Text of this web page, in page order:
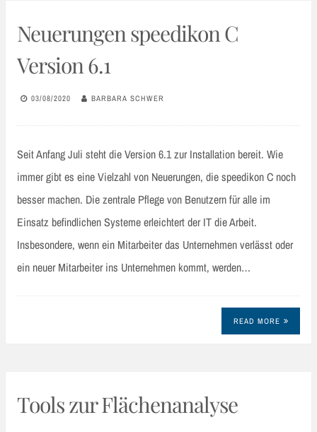
Neuerungen speedikon C
Version 6.1
03/08/2020 BARBARA SCHWER
Seit Anfang Juli steht die Version 6.1 zur Installation bereit. Wie
immer gibt es eine Vielzahl von Neuerungen, die speedikon C noch
besser machen. Die zentrale Pflege von Benutzern für alle im
Einsatz befindlichen Systeme erleichtert der IT die Arbeit.
Insbesondere, wenn ein Mitarbeiter das Unternehmen verlässt oder
ein neuer Mitarbeiter ins Unternehmen kommt, werden…
READ MORE
Tools zur Flächenanalyse